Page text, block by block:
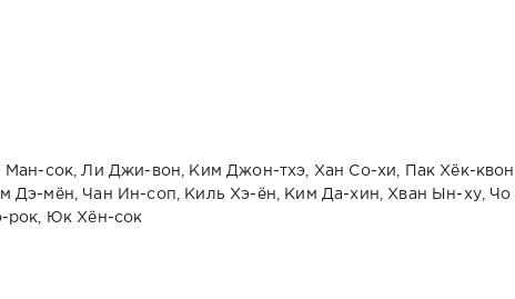
сок, Ли Джи-вон, Ким Джон-тхэ, Хан Со-хи, Пак Хёк-
мён, Чан Ин-соп, Киль Хэ-ён, Ким Да-хин, Хван Ын-ху, Чо
рок, Юк Хён-сок